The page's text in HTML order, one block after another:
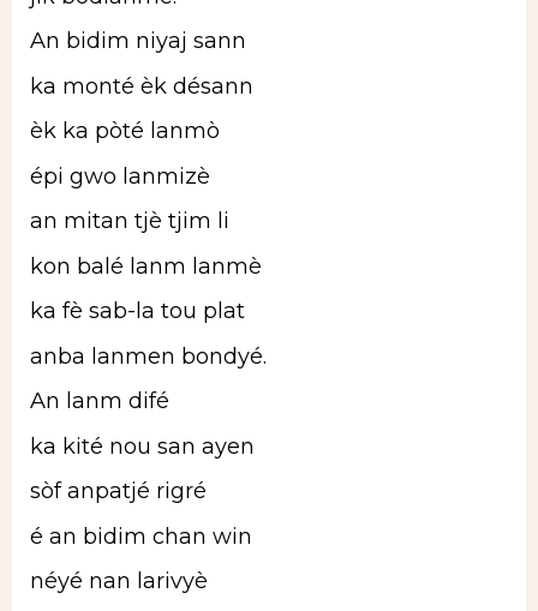
An bidim niyaj sann
ka monté èk désann
èk ka pòté lanmò
épi gwo lanmizè
an mitan tjè tjim li
kon balé lanm lanmè
ka fè sab-la tou plat
anba lanmen bondyé.
An lanm difé
ka kité nou san ayen
sòf anpatjé rigré
é an bidim chan win
néyé nan larivyè